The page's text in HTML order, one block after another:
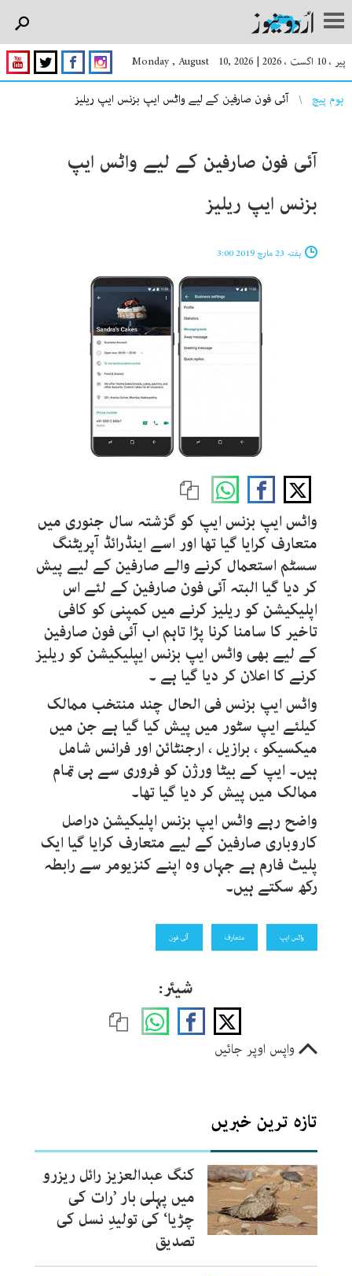
پیر ، 10 اگست ، 2026 |
Monday , August 10, 2026
You are here
ہوم پیچ آئی فون صارفین کے لیے واٹس ایپ بزنس ایپ ریلیز‎
آئی فون صارفین کے لیے واٹس ایپ
بزنس ایپ ریلیز‎
ہفتہ 23 مارچ 2019 3:00
واٹس ایپ بزنس ایپ کو گزشتہ سال جنوری میں
متعارف کرایا گیا تھا اور اسے اینڈرائڈ آپریٹنگ
سسٹم استعمال کرنے والے صارفین کے لیے پیش
کر دیا گیا البتہ آئی فون صارفین کے لئے اس
اپلیکیشن کو ریلیز کرنے میں کمپنی کو کافی
تاخیر کا سامنا کرنا پڑا تاہم اب آئی فون صارفین
کے لیے بھی واٹس ایپ بزنس ایپلیکیشن کو ریلیز
کرنے کا اعلان کر دیا گیا ہے ۔
واٹس ایپ بزنس فی الحال چند منتخب ممالک
کیلئے ایپ سٹور میں پیش کیا گیا ہے جن میں
میکسیکو ، برازیل ، ارجنٹائن اور فرانس شامل
ہیں۔ ایپ کے بیٹا ورژن کو فروری سے ہی تمام
ممالک میں پیش کر دیا گیا تھا۔
واضح رہے واٹس ایپ بزنس اپلیکیشن دراصل
کاروباری صارفین کے لیے متعارف کرایا گیا ایک
پلیٹ فارم ہے جہاں وہ اپنے کنزیومر سے رابطہ
رکھ سکتے ہیں۔
واٹس ایپ متعارف آئی فون
شیئر:
واپس اوپر جائیں
تازہ ترین خبریں
کنگ عبدالعزیز رائل ریزرو
میں پہلی بار ’رات کی
چڑیا‘ کی تولیدِ نسل کی
تصدیق